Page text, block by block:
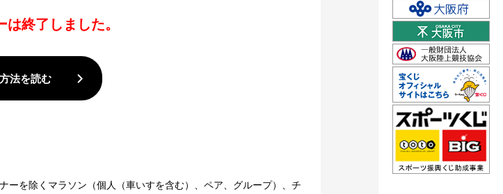
終了しました。
法を読む
を除くマラソン（個人（車いすを含む）、ペア、グループ）、チ